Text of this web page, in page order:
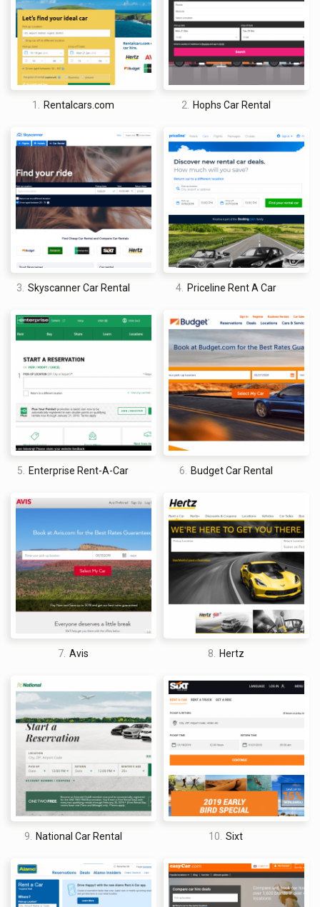
que sea mucho más difícil beneficiarse que otros programas
de recompensas de alquiler de automóviles en línea.
Dicho esto, su sección de ofertas incluye una amplia variedad
de promociones diferentes, incluido «Ahorrar y Donar», en el
benéfica en particular. Al igual que Hertz, también puede
comprar autos de alquiler certificados con una garantía de 12
meses y diversas coberturas como costos de desglose y
remolque. Esto hace que Avis no solo sea un buen lugar para
alquilar un automóvil, sino también una opción viable para
comprar uno.
David Jones
I am a professional travel writer and travel enthusiast who
traveled the world twice, so I am sharing my firsthand
knowledge about everything related to travel and spending
time abroad.
1. Rentalcars.com 2. Hophs Car Rental
3. Skyscanner Car Rental 4. Priceline Rent A Car
5. Enterprise Rent-A-Car 6. Budget Car Rental
7. Avis 8. Hertz
9. National Car Rental 10. Sixt